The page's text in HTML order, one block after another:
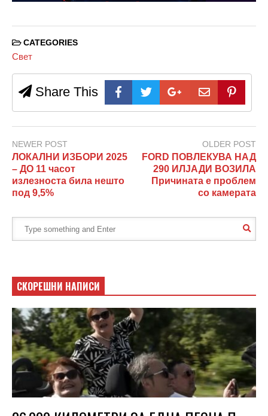
CATEGORIES
Свет
Share This
NEWER POST
ЛОКАЛНИ ИЗБОРИ 2025
– ДО 11 часот
излезноста била нешто
под 9,5%
OLDER POST
FORD ПОВЛЕКУВА НАД
290 ИЛЈАДИ ВОЗИЛА
Причината е проблем
со камерата
СКОРЕШНИ НАПИСИ